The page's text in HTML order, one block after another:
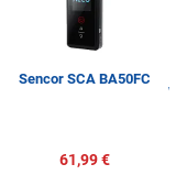
Sencor SCA BA50FC
61,99 €